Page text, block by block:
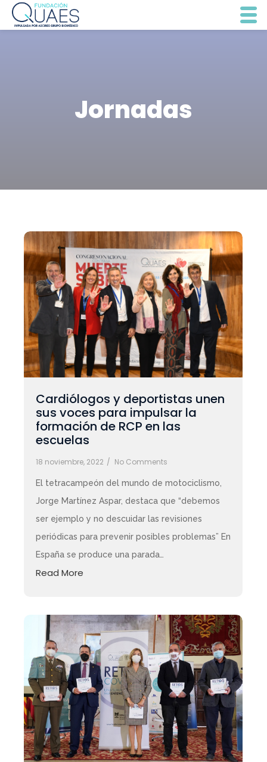
Jornadas
Cardiólogos y deportistas unen
sus voces para impulsar la
formación de RCP en las
escuelas
18 noviembre, 2022 / No Comments
El tetracampeón del mundo de motociclismo,
Jorge Martínez Aspar, destaca que “debemos
ser ejemplo y no descuidar las revisiones
periódicas para prevenir posibles problemas” En
España se produce una parada…
Read More